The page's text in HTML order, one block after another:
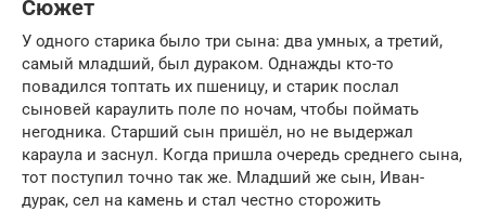
Сюжет
У одного старика было три сына: два умных, а третий,
самый младший, был дураком. Однажды кто-то
повадился топтать их пшеницу, и старик послал
сыновей караулить поле по ночам, чтобы поймать
негодника. Старший сын пришёл, но не выдержал
караула и заснул. Когда пришла очередь среднего сына,
тот поступил точно так же. Младший же сын, Иван-
дурак, сел на камень и стал честно сторожить